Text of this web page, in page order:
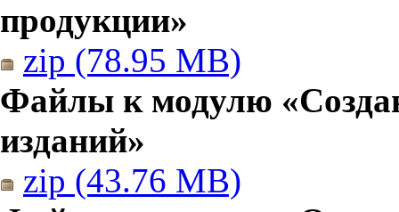
продукции»
zip (78.95 MB)
Файлы к модулю
изданий»
zip (43.76 MB)